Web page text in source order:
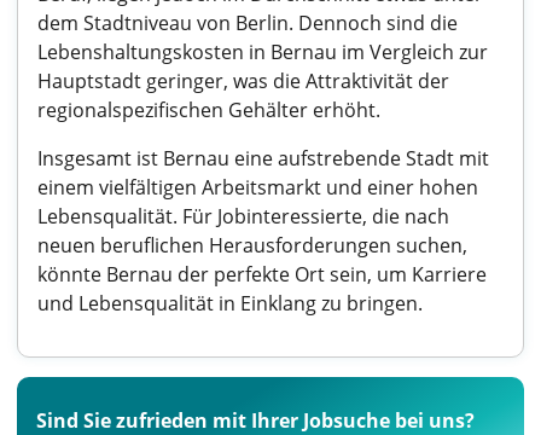
dem Stadtniveau von Berlin. Dennoch sind die
Lebenshaltungskosten in Bernau im Vergleich zur
Hauptstadt geringer, was die Attraktivität der
regionalspezifischen Gehälter erhöht.
Insgesamt ist Bernau eine aufstrebende Stadt mit
einem vielfältigen Arbeitsmarkt und einer hohen
Lebensqualität. Für Jobinteressierte, die nach
neuen beruflichen Herausforderungen suchen,
könnte Bernau der perfekte Ort sein, um Karriere
und Lebensqualität in Einklang zu bringen.
Sind Sie zufrieden mit Ihrer Jobsuche bei uns?